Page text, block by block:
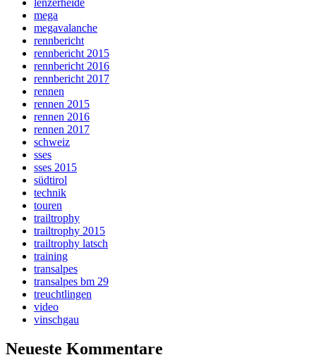
mega
megavalanche
rennbericht
rennbericht 2015
rennbericht 2016
rennbericht 2017
rennen
rennen 2015
rennen 2016
rennen 2017
schweiz
sses
sses 2015
südtirol
technik
touren
trailtrophy
trailtrophy 2015
trailtrophy latsch
training
transalpes
transalpes bm 29
treuchtlingen
video
vinschgau
Neueste Kommentare